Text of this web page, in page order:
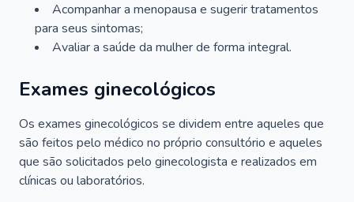
Acompanhar a menopausa e sugerir tratamentos
para seus sintomas;
Avaliar a saúde da mulher de forma integral.
Exames ginecológicos
Os exames ginecológicos se dividem entre aqueles que
são feitos pelo médico no próprio consultório e aqueles
que são solicitados pelo ginecologista e realizados em
clínicas ou laboratórios.